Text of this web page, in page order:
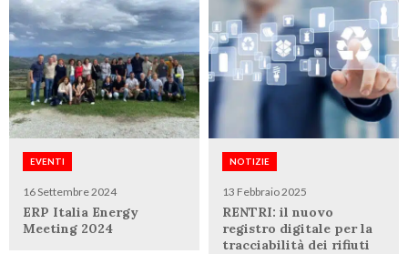
EVENTI
16 Settembre 2024
ERP Italia Energy
Meeting 2024
NOTIZIE
13 Febbraio 2025
RENTRI: il nuovo
registro digitale per la
tracciabilità dei rifiuti